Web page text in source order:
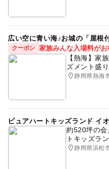
広い空に青い海♪お城の「屋根
クーポン 家族みんな入場料がお
【熱海】家
ズメント盛
静岡県熱海
ピュアハートキッズランド イ
約520坪の会
トキッズラン
静岡県浜松